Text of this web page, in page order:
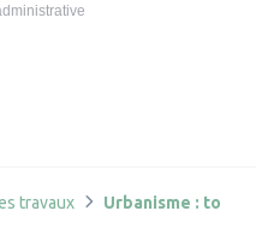
travaux
Urbanisme : to